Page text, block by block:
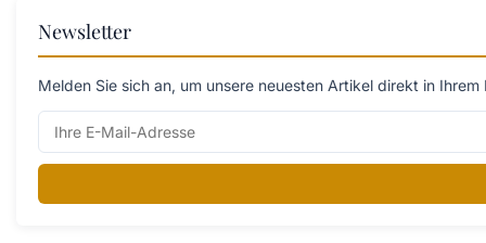
Newsletter
Melden Sie sich an, um unsere neuesten Artikel direkt in